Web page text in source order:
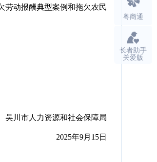
劳动报酬典型案例和拖欠农民
吴川市人力资源和社会保障局
2025年9月15日
粤商通
长者助手
关爱版